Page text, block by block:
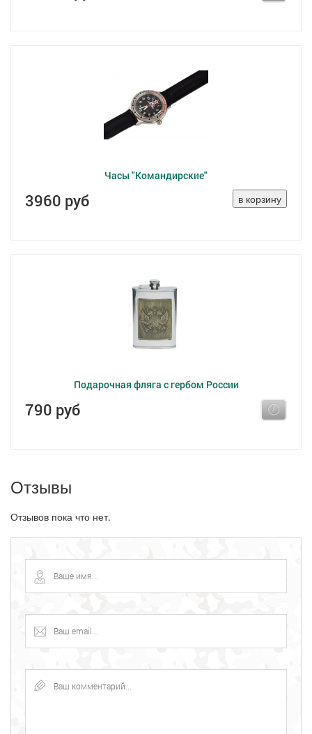
Часы "Командирские"
3960 руб
Подарочная фляга с гербом России
790 руб
Отзывы
Отзывов пока что нет.